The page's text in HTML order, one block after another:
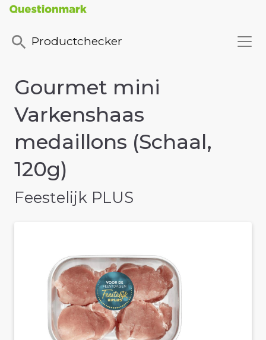
Productchecker
Gourmet mini
Varkenshaas
medaillons (Schaal,
120g)
Feestelijk PLUS